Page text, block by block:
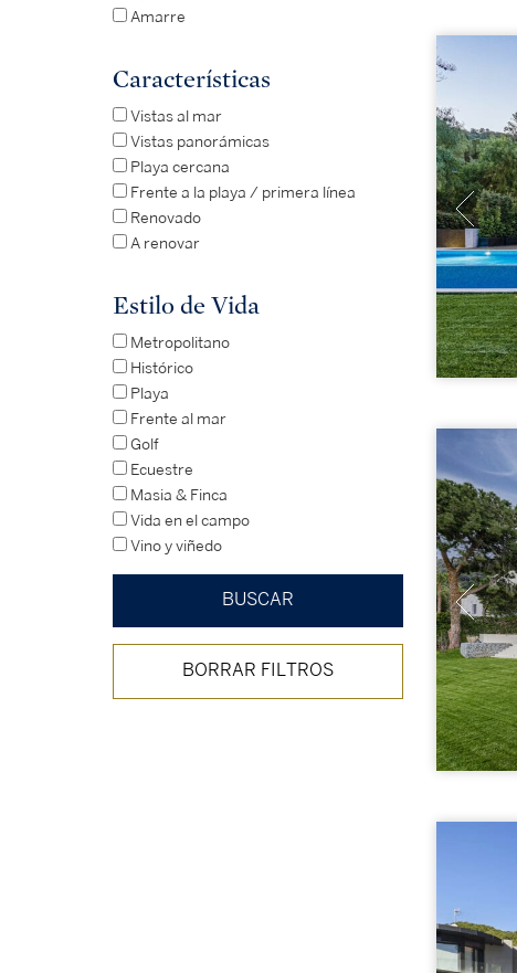
Amarre
Características
Vistas al mar
Vistas panorámicas
Playa cercana
Frente a la playa / primera línea
Renovado
A renovar
Estilo de Vida
Metropolitano
Histórico
Playa
Frente al mar
Golf
Ecuestre
Masia & Finca
Vida en el campo
Vino y viñedo
BORRAR FILTROS